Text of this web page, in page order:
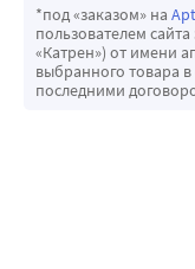
*под «заказом» на
пользователем
«Катрен») от имени
выбранного товара
последними